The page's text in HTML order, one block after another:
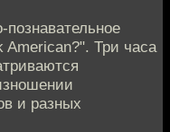
American?". Три часа
и разных